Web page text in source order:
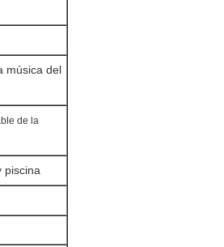
música del
de la
piscina